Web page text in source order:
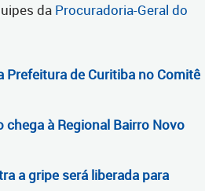
da Procuradoria-Geral do
Prefeitura de Curitiba no Comitê
à Regional Bairro Novo
a gripe será liberada para